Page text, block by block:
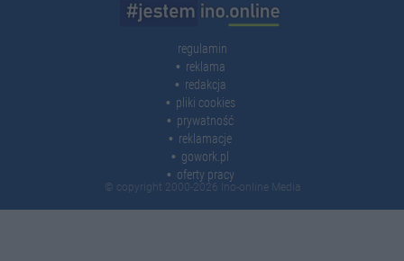
regulamin
reklama
redakcja
pliki cookies
prywatność
reklamacje
gowork.pl
oferty pracy
© copyright 2000-2026 Ino-online Media